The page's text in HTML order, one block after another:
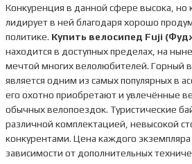
Конкуренция в данной сфере высока, но
лидирует в ней благодаря хорошо
политике. Купить велосипед Fuji
находится в доступных пределах, на
мечтой многих велолюбителей. Горный
является одним из самых популярных в
его охотно приобретают и увлечённые
обычных велопоездок. Туристические
различной комплектацией, невысокой
конкурентами. Цена каждого
зависимости от дополнительных